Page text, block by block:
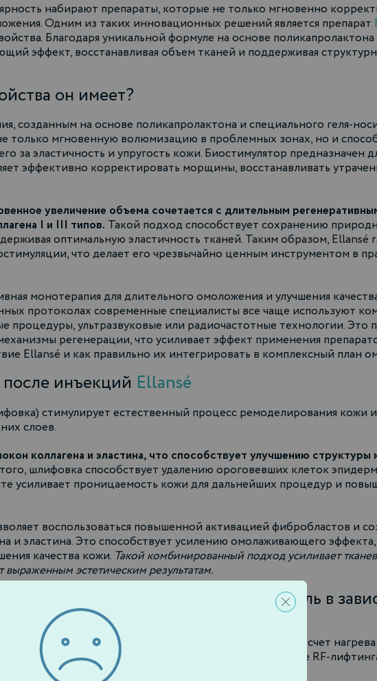
набирают препараты, которые не только мгновенно
Одним из таких инновационных решений является препарат
Благодаря уникальной формуле на основе
эффект, восстанавливая объем тканей и поддерживая
он имеет?
созданным на основе поликапролактона и специального геля-
только мгновенную волюмизацию в проблемных зонах, но и
за эластичность и упругость кожи. Биостимулятор предназначен
эффективно корректировать морщины, восстанавливать
увеличение объема сочетается с длительным
I и III типов. Такой подход способствует сохранению
оптимальную эластичность тканей. Таким образом, Ellansé
что делает его чрезвычайно ценным инструментом в
монотерапия для длительного омоложения и улучшения
протоколах современные специалисты все чаще используют
процедуры, ультразвуковые или радиочастотные технологии. Это
регенерации, что усиливает эффект применения
Ellansé и как правильно их интегрировать в комплексный план
инъекций Ellansé
стимулирует естественный процесс ремоделирования кожи
слоев.
коллагена и эластина, что способствует улучшению структуры
шлифовка способствует удалению ороговевших клеток
усиливает проницаемость кожи для дальнейших процедур и
воспользоваться повышенной активацией фибробластов и
и эластина. Это способствует усилению омолаживающего
качества кожи. Такой комбинированный подход усиливает
эстетическим результатам.
через 2-4 недели (или 6-8 недель в
упругости кожи, активирует фибробласты за счет нагрева
данной комбинации в том, что инъекции после RF-
6-8.